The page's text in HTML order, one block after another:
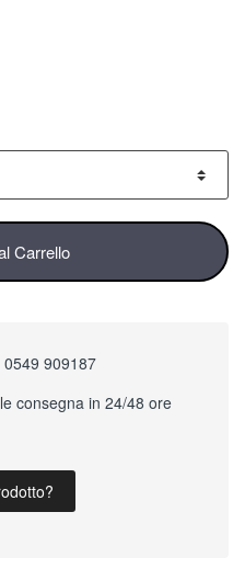
Carrello
909187
consegna in 24/48 ore